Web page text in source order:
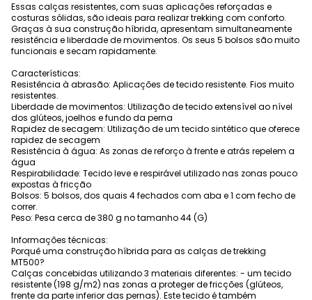
Essas calças resistentes, com suas aplicações reforçadas e
costuras sólidas, são ideais para realizar trekking com conforto.
Graças à sua construção híbrida, apresentam simultaneamente
resistência e liberdade de movimentos. Os seus 5 bolsos são muito
funcionais e secam rapidamente.
Características:
Resistência à abrasão: Aplicações de tecido resistente. Fios muito
resistentes.
Liberdade de movimentos: Utilização de tecido extensível ao nível
dos glúteos, joelhos e fundo da perna
Rapidez de secagem: Utilização de um tecido sintético que oferece
rapidez de secagem
Resistência à água: As zonas de reforço à frente e atrás repelem a
água
Respirabilidade: Tecido leve e respirável utilizado nas zonas pouco
expostas à fricção
Bolsos: 5 bolsos, dos quais 4 fechados com aba e 1 com fecho de
correr.
Peso: Pesa cerca de 380 g no tamanho 44 (G)
Informações técnicas:
Porquê uma construção híbrida para as calças de trekking
MT500?
Calças concebidas utilizando 3 materiais diferentes: - um tecido
resistente (198 g/m2) nas zonas a proteger de fricções (glúteos,
frente da parte inferior das pernas). Este tecido é também